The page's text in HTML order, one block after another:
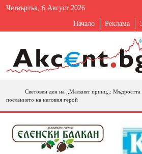
Четвъртък, 6 Август 2026
Начало Реклама
Световен ден на ,,Малкият принц,,:
посланието на неговия герой